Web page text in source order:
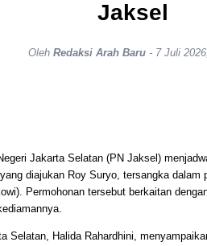
Jaksel
Oleh Redaksi Arah Baru - 7 Juli
Jakarta Selatan (PN Jaksel)
diajukan Roy Suryo, tersangka
Permohonan tersebut berkaitan
Selatan, Halida Rahardhini,